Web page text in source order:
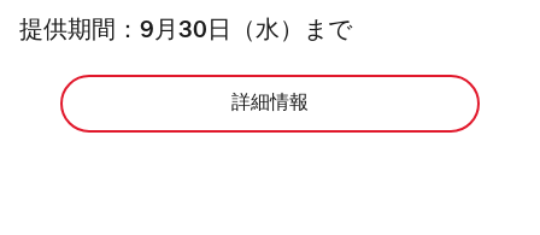
提供期間： 9月30日（水）まで
詳細情報